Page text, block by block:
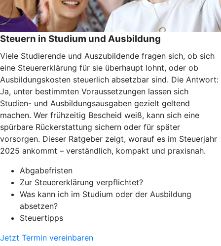
Steuern in Studium und Ausbildung
Viele Studierende und Auszubildende fragen sich, ob sich
eine Steuererklärung für sie überhaupt lohnt, oder ob
Ausbildungskosten steuerlich absetzbar sind. Die Antwort:
Ja, unter bestimmten Voraussetzungen lassen sich
Studien- und Ausbildungsausgaben gezielt geltend
machen. Wer frühzeitig Bescheid weiß, kann sich eine
spürbare Rückerstattung sichern oder für später
vorsorgen. Dieser Ratgeber zeigt, worauf es im Steuerjahr
2025 ankommt – verständlich, kompakt und praxisnah.
Abgabefristen
Zur Steuererklärung verpflichtet?
Was kann ich im Studium oder der Ausbildung
absetzen?
Steuertipps
Jetzt Termin vereinbaren